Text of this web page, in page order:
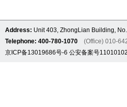
Address: Unit 403, ZhongLian Building,
Telephone: 400-780-1070 (Office) 010-
京ICP备13019686号-6 公安备案号